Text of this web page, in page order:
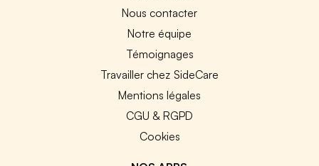
Nous contacter
Notre équipe
Témoignages
Travailler chez SideCare
Mentions légales
CGU & RGPD
Cookies